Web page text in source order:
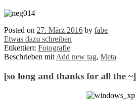
Posted on 27. März 2016 by fabe
Etwas dazu schreiben
Etikettiert: Fotografie
Beschrieben mit Add new tag, Meta
[so long and thanks for all the ~]